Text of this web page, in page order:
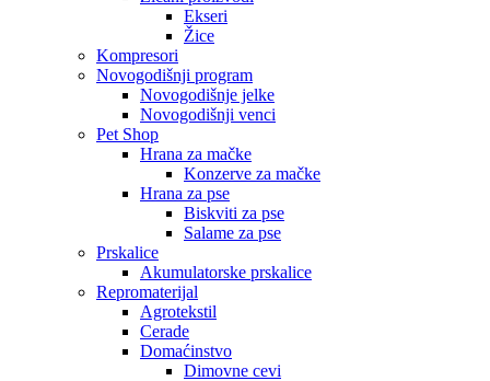
Ekseri
Žice
Kompresori
Novogodišnji program
Novogodišnje jelke
Novogodišnji venci
Pet Shop
Hrana za mačke
Konzerve za mačke
Hrana za pse
Biskviti za pse
Salame za pse
Prskalice
Akumulatorske prskalice
Repromaterijal
Agrotekstil
Cerade
Domaćinstvo
Dimovne cevi